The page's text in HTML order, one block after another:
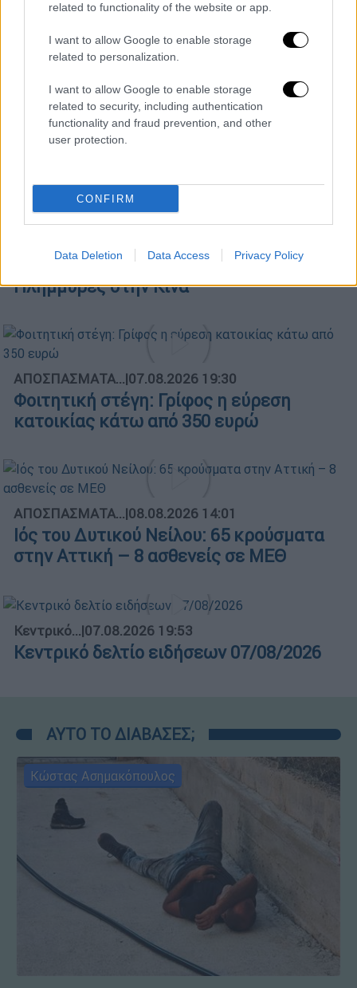
related to functionality of the website or app.
I want to allow Google to enable storage
related to personalization.
I want to allow Google to enable storage
related to security, including authentication
functionality and fraud prevention, and other
user protection.
CONFIRM
Data Deletion Data Access Privacy Policy
POPULAR VIDEOS
Μεσημεριανό...|08.08.2026 14:03
Μεσημεριανό δελτίο ειδήσεων
08/08/2026
07.08.2026 19:41
Κόλαση φωτιάς σε Σερβία και Ιταλία –
Πλημμύρες στην Κίνα
ΑΠΟΣΠΑΣΜΑΤΑ...|07.08.2026 19:30
Φοιτητική στέγη: Γρίφος η εύρεση
κατοικίας κάτω από 350 ευρώ
ΑΠΟΣΠΑΣΜΑΤΑ...|08.08.2026 14:01
Ιός του Δυτικού Νείλου: 65 κρούσματα
στην Αττική – 8 ασθενείς σε ΜΕΘ
Κεντρικό...|07.08.2026 19:53
Κεντρικό δελτίο ειδήσεων 07/08/2026
ΑΥΤΟ ΤΟ ΔΙΑΒΑΣΕΣ;
Κώστας Ασημακόπουλος